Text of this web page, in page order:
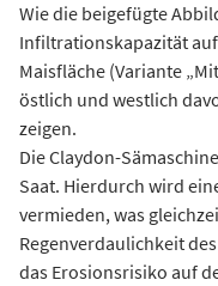
Wie die beigefügte
Infiltrationskapazität
Maisfläche (Variante
östlich und westlich
zeigen.
Die Claydon-
Saat. Hierdurch wird
vermieden, was
Regenverdaulichkeit
das Erosionsrisiko auf